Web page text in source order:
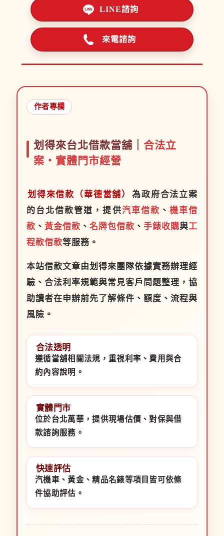
LINE諮詢
來電諮詢
作者專欄
划得來台北借款當舖｜ 合法立
案・實體門市經營
划得來借款（華德當舖）
為政府合法立案
的台北借款管道，提供汽車借款 、 機車借
款 、 黃金借款 、 名牌包借款 、 手錶收購與工
程款借款等服務。
本站借款文章由划得來團隊依據實務辦理經
驗、合法利率規範與常見客戶問題整理，協
助讀者在申辦前先了解條件、額度、流程與
風險。
合法透明
遵循當舖相關法規，重視利率、費用與合
約內容說明。
實體門市
位於台北萬華，提供現場估價、對保與借
款諮詢服務。
快速評估
汽機車、黃金、精品名錶等項目皆可依條
件協助評估。